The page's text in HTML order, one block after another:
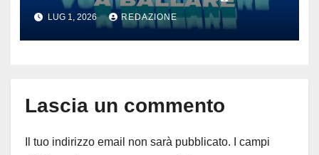
andare a ballare’: il
tormentone latino che punta a
conquistare l’estate 2026
LUG 1, 2026 REDAZIONE
Lascia un commento
Il tuo indirizzo email non sarà pubblicato.
I campi